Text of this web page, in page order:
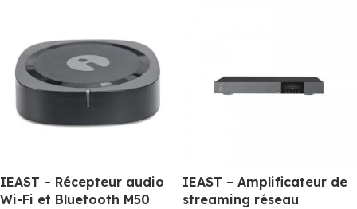
IEAST – Récepteur audio
Wi-Fi et Bluetooth M50
IEAST – Amplificateur de
streaming réseau